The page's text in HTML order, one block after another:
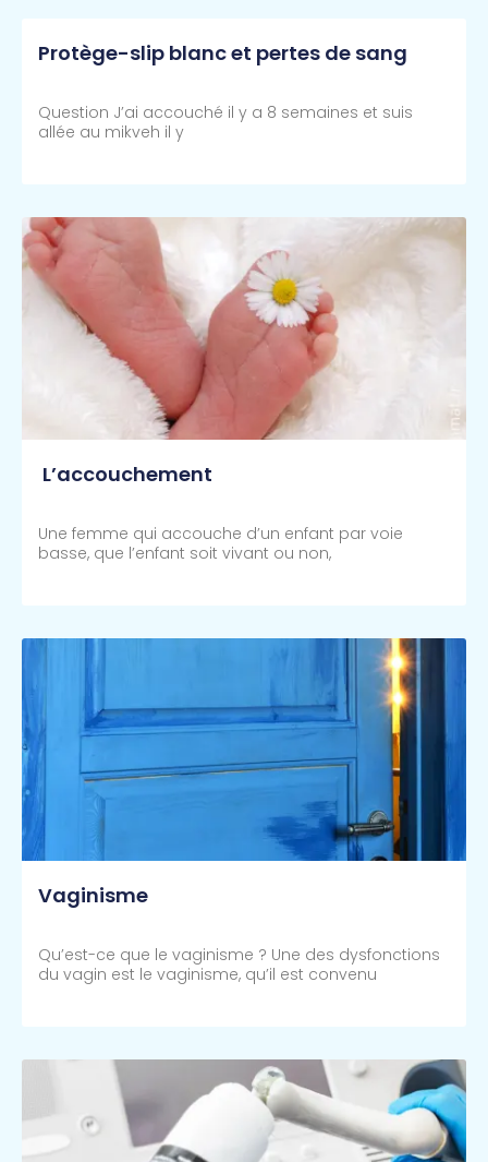
Protège-slip blanc et pertes de sang
Question J’ai accouché il y a 8 semaines et suis
allée au mikveh il y
L’accouchement
Une femme qui accouche d’un enfant par voie
basse, que l’enfant soit vivant ou non,
Vaginisme
Qu’est-ce que le vaginisme ? Une des dysfonctions
du vagin est le vaginisme, qu’il est convenu